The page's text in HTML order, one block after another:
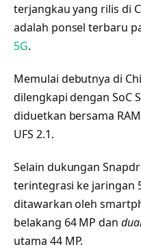
terjangkau yang rilis di
adalah ponsel terbaru
5G.
Memulai debutnya di
dilengkapi dengan SoC
diduetkan bersama
UFS 2.1.
Selain dukungan
terintegrasi ke jaringan
ditawarkan oleh
belakang 64 MP dan
utama 44 MP.